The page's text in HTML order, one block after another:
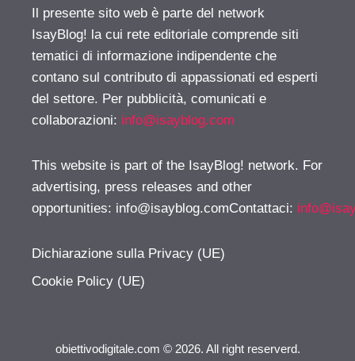
Il presente sito web è parte del network
IsayBlog! la cui rete editoriale comprende siti
tematici di informazione indipendente che
contano sul contributo di appassionati ed esperti
del settore. Per pubblicità, comunicati e
collaborazioni: info@isayblog.com
This website is part of the IsayBlog! network. For
advertising, press releases and other
opportunities: info@isayblog.comContattaci:
Dichiarazione sulla Privacy (UE)
Cookie Policy (UE)
obiettivodigitale.com © 2026. All right reserverd.